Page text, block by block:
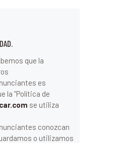
que la
es
la ”Política de
se utiliza
conozcan
o utilizamos